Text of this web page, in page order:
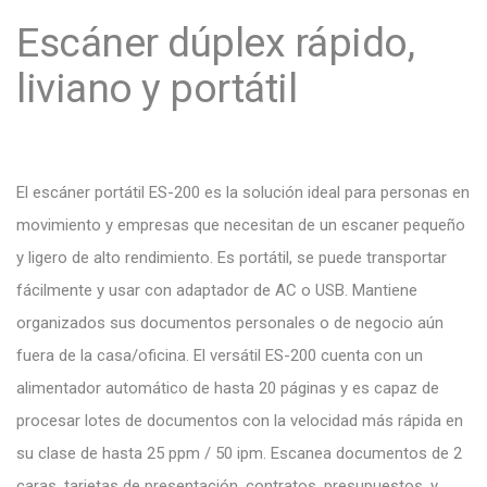
Escáner dúplex rápido,
liviano y portátil
El escáner portátil ES-200 es la solución ideal para personas en
movimiento y empresas que necesitan de un escaner pequeño
y ligero de alto rendimiento. Es portátil, se puede transportar
fácilmente y usar con adaptador de AC o USB. Mantiene
organizados sus documentos personales o de negocio aún
fuera de la casa/oficina. El versátil ES-200 cuenta con un
alimentador automático de hasta 20 páginas y es capaz de
procesar lotes de documentos con la velocidad más rápida en
su clase de hasta 25 ppm / 50 ipm. Escanea documentos de 2